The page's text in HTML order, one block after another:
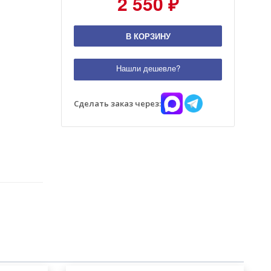
В КОРЗИНУ
Нашли дешевле?
Сделать заказ через: